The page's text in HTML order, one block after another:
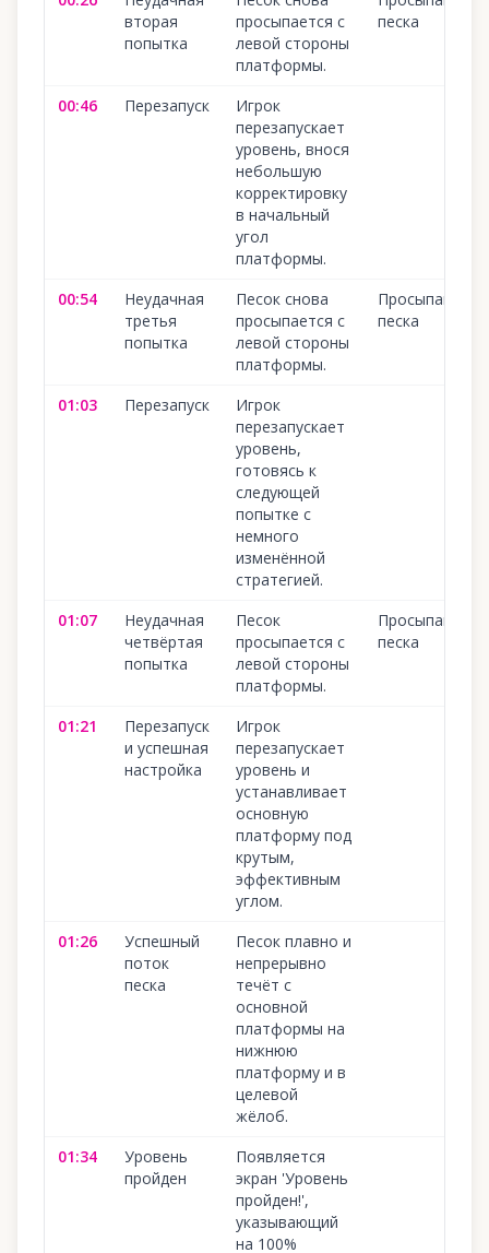
вторая
попытка
просыпается с
левой стороны
платформы.
песка
00:46 Перезапуск
Игрок
перезапускает
уровень, внося
небольшую
корректировку
в начальный
угол
платформы.
00:54
Неудачная
третья
попытка
Песок снова
просыпается с
левой стороны
платформы.
Просыпание
песка
01:03 Перезапуск
Игрок
перезапускает
уровень,
готовясь к
следующей
попытке с
немного
изменённой
стратегией.
01:07
Неудачная
четвёртая
попытка
Песок
просыпается с
левой стороны
платформы.
Просыпание
песка
01:21
Перезапуск
и успешная
настройка
Игрок
перезапускает
уровень и
устанавливает
основную
платформу под
крутым,
эффективным
углом.
01:26
Успешный
поток
песка
Песок плавно и
непрерывно
течёт с
основной
платформы на
нижнюю
платформу и в
целевой
жёлоб.
01:34
Уровень
пройден
Появляется
экран 'Уровень
пройден!',
указывающий
на 100%